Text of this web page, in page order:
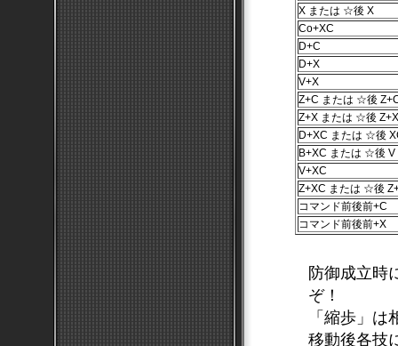
X または ☆後 X
Co+XC
D+C
D+X
V+X
Z+C または ☆後
Z+X または ☆後 Z+X
D+XC または ☆後
B+XC または ☆後 V
V+XC
Z+XC または ☆後
コマンド前後前+C
コマンド前後前+X
防御成立時
ぞ！
「縮歩」
移動後各技